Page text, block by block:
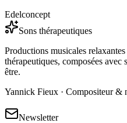
Edelconcept
Sons thérapeutiques
Productions musicales
thérapeutiques, composées
être.
Yannick Fieux · Compositeur &
Newsletter